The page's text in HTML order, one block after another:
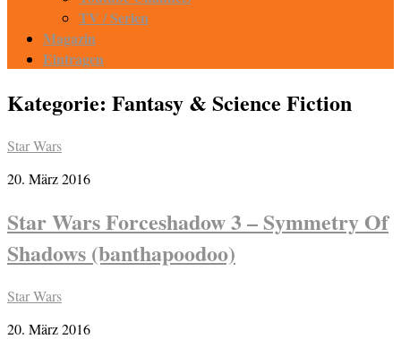
TV / Serien
Magazin
Eintragen
Kategorie: Fantasy & Science Fiction
Star Wars
20. März 2016
Star Wars Forceshadow 3 – Symmetry Of
Shadows (banthapoodoo)
Star Wars
20. März 2016